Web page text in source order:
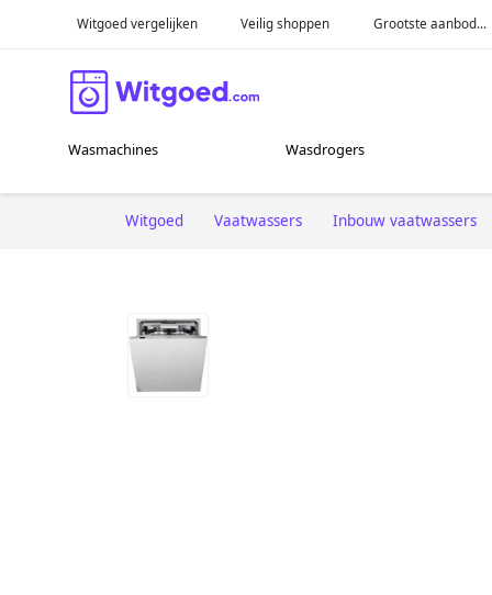
Witgoed vergelijken Veilig shoppen Grootste aanbod...
Wasmachines Wasdrogers
Witgoed Vaatwassers Inbouw vaatwassers